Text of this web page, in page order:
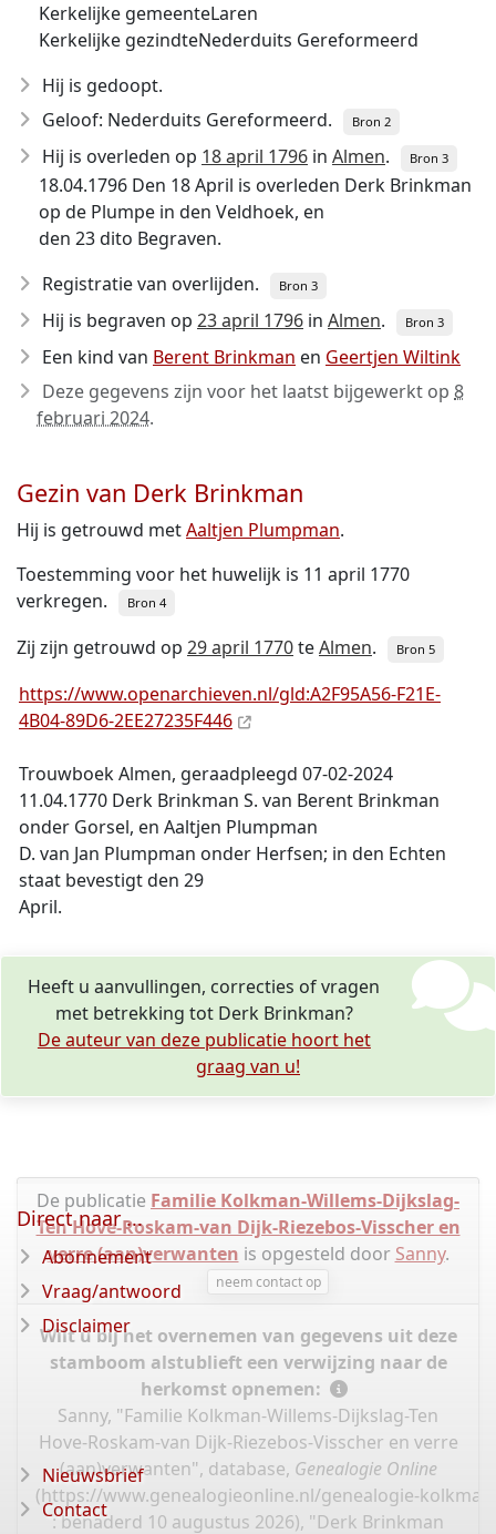
Kerkelijke gemeenteLaren
Kerkelijke gezindteNederduits Gereformeerd
Hij is gedoopt.
Geloof: Nederduits Gereformeerd.
Bron 2
Hij is overleden op 18 april 1796 in Almen. Bron 3
18.04.1796 Den 18 April is overleden Derk Brinkman
op de Plumpe in den Veldhoek, en
den 23 dito Begraven.
Registratie van overlijden.
Bron 3
Hij is begraven op 23 april 1796 in Almen. Bron 3
Een kind van Berent Brinkman en Geertjen Wiltink
Deze gegevens zijn voor het laatst bijgewerkt op 8
februari 2024.
Gezin van Derk Brinkman
Hij is getrouwd metAaltjen Plumpman.
Toestemming voor het huwelijk is 11 april 1770
verkregen.
Bron 4
Zij zijn getrouwd op 29 april 1770teAlmen. Bron 5
https://www.openarchieven.nl/gld:A2F95A56-F21E-
4B04-89D6-2EE27235F446
Trouwboek Almen, geraadpleegd 07-02-2024
11.04.1770 Derk Brinkman S. van Berent Brinkman
onder Gorsel, en Aaltjen Plumpman
D. van Jan Plumpman onder Herfsen; in den Echten
staat bevestigt den 29
April.
Heeft u aanvullingen, correcties of vragen
met betrekking tot Derk Brinkman?
De auteur van deze publicatie hoort het
graag van u!
De publicatie Familie Kolkman-Willems-Dijkslag-
Ten Hove-Roskam-van Dijk-Riezebos-Visscher en
verre (aan)verwanten is opgesteld door Sanny.
neem contact op
Wilt u bij het overnemen van gegevens uit deze
stamboom alstublieft een verwijzing naar de
herkomst opnemen:
Sanny, "Familie Kolkman-Willems-Dijkslag-Ten
Hove-Roskam-van Dijk-Riezebos-Visscher en verre
(aan)verwanten", database, Genealogie Online
(https://www.genealogieonline.nl/genealogie-
: benaderd 10 augustus 2026), "Derk Brinkman
Direct naar ...
Abonnement
Vraag/antwoord
Disclaimer
Nieuwsbrief
Contact